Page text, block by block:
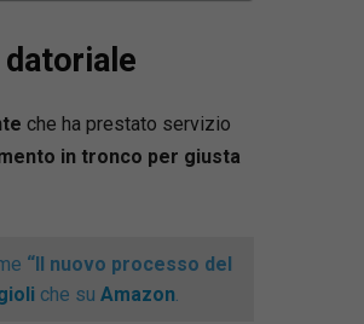
che ha prestato servizio
in tronco per giusta
“Il nuovo processo del
che su Amazon